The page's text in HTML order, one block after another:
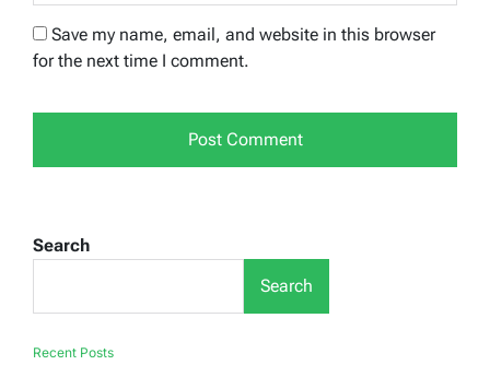
Save my name, email, and website in this browser
for the next time I comment.
Search
Search
Recent Posts